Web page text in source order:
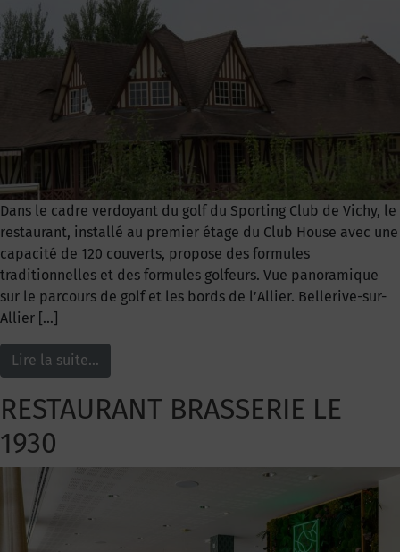
Dans le cadre verdoyant du golf du Sporting Club de Vichy, le
restaurant, installé au premier étage du Club House avec une
capacité de 120 couverts, propose des formules
traditionnelles et des formules golfeurs. Vue panoramique
sur le parcours de golf et les bords de l’Allier. Bellerive-sur-
Allier […]
Lire la suite…
RESTAURANT BRASSERIE LE
1930